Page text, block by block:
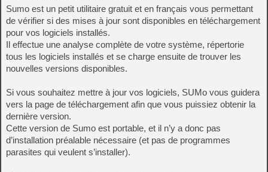
Sumo est un petit utilitaire gratuit et en français vous permettant
de vérifier si des mises à jour sont disponibles en téléchargement
pour vos logiciels installés.
Il effectue une analyse complète de votre système, répertorie
tous les logiciels installés et se charge ensuite de trouver les
nouvelles versions disponibles.
Si vous souhaitez mettre à jour vos logiciels, SUMo vous guidera
vers la page de téléchargement afin que vous puissiez obtenir la
dernière version.
Cette version de Sumo est portable, et il n’y a donc pas
d’installation préalable nécessaire (et pas de programmes
parasites qui veulent s’installer).